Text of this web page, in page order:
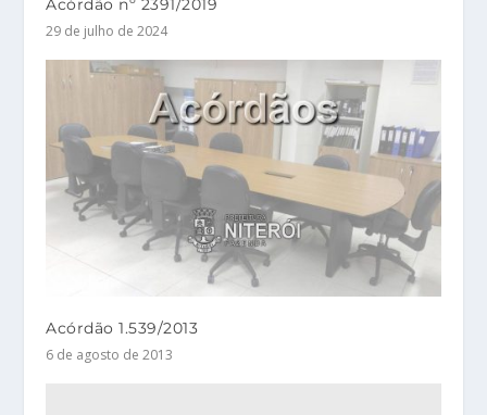
Acórdão nº 2391/2019
29 de julho de 2024
Acórdão 1.539/2013
6 de agosto de 2013